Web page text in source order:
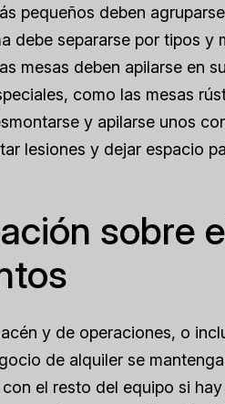
pequeños deben
debe separarse por tipos
mesas deben apilarse en
como las mesas
y apilarse unos
lesiones y dejar espacio
sobre
y de operaciones, o
de alquiler se
el resto del equipo si